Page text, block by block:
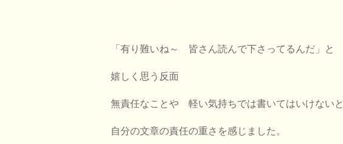
「有り難いね～ 皆さん読んで下さってるんだ」と
嬉しく思う反面
無責任なことや 軽い気持ちでは書いてはいけないと
自分の文章の責任の重さを感じました。